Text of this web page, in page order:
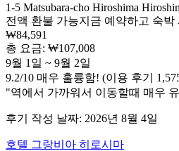
1-5 Matsubara-cho Hiroshima
전액 환불 가능지금 예약하고 숙박
₩84,591
총 요금: ₩107,008
9월 1일 ~ 9월 2일
9.2/10 매우 훌륭함! (이용 후기
"역에서 가까워서 이동할때 매우
후기 작성 날짜: 2026년 8월 4일
호텔 그랑비아 히로시마